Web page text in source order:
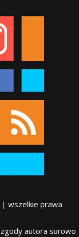
wszelkie prawa
autora surowo